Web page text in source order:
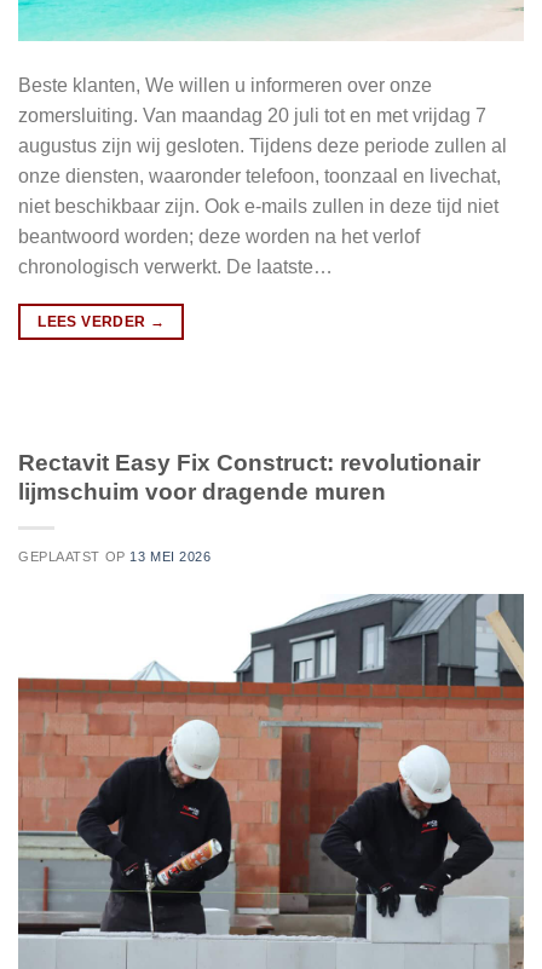
Beste klanten, We willen u informeren over onze
zomersluiting. Van maandag 20 juli tot en met vrijdag 7
augustus zijn wij gesloten. Tijdens deze periode zullen al
onze diensten, waaronder telefoon, toonzaal en livechat,
niet beschikbaar zijn. Ook e-mails zullen in deze tijd niet
beantwoord worden; deze worden na het verlof
chronologisch verwerkt. De laatste…
LEES VERDER →
Rectavit Easy Fix Construct: revolutionair
lijmschuim voor dragende muren
GEPLAATST OP13 MEI 2026